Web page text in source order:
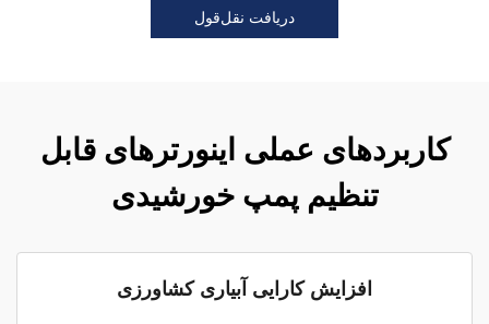
دریافت نقل‌قول
کاربردهای عملی اینورترهای قابل
تنظیم پمپ خورشیدی
افزایش کارایی آبیاری کشاورزی